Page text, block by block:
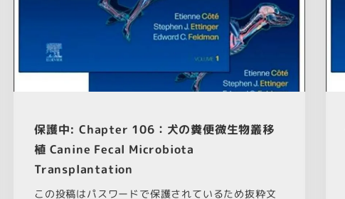
保護中: Chapter 106：犬の糞便微生物叢移
植 Canine Fecal Microbiota
Transplantation
この投稿はパスワードで保護されているため抜粋文